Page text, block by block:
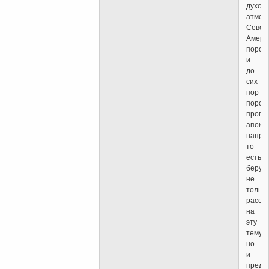
и
до
сих
пор
то
есть
не
только
на
эту
тему,
но
и